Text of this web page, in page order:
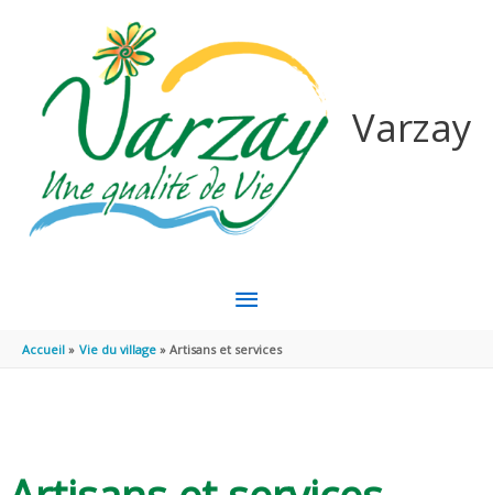
Varzay
MENU
PRINCIPAL
Accueil Vie du village Artisans et services